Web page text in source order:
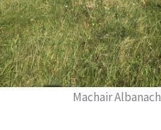
Machair Albanach